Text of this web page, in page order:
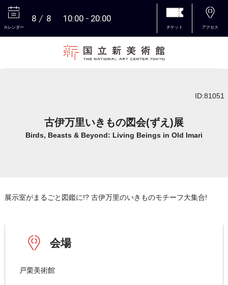
カレンダー
8 8 10:00 20:00
チケット アクセス
ID:81051
古伊万里いきもの図会(ずえ)展
Birds, Beasts & Beyond: Living Beings in Old Imari
展示室がまるごと図鑑に!? 古伊万里のいきものモチーフ大集合!
会場
戸栗美術館